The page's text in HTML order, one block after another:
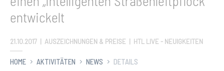
entwickelt
21.10.2017 AUSZEICHNUNGEN & PREISE | HTL LIVE - NEUIGKEITEN
HOME AKTIVITÄTEN NEWS DETAILS